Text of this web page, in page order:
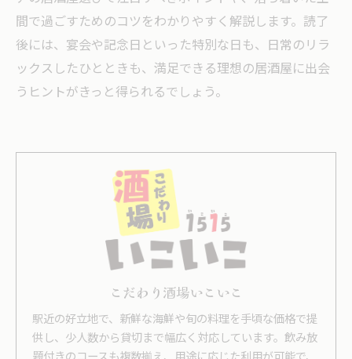
間で過ごすためのコツをわかりやすく解説します。読了
後には、宴会や記念日といった特別な日も、日常のリラ
ックスしたひとときも、満足できる理想の居酒屋に出会
うヒントがきっと得られるでしょう。
こだわり酒場いこいこ
駅近の好立地で、新鮮な海鮮や旬の料理を手頃な価格で提
供し、少人数から貸切まで幅広く対応しています。飲み放